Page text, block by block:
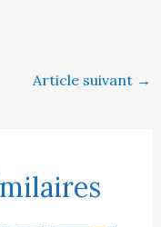
Article suivant →